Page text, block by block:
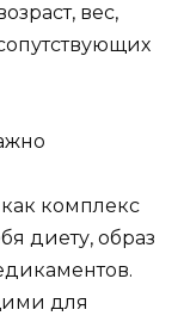
вес,
комплекс
диету, образ
для